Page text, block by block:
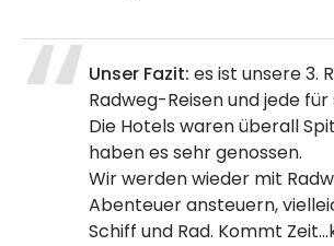
Unser Fazit: es ist unsere 3.
Radweg-Reisen und jede
Die Hotels waren überall
haben es sehr genossen.
Wir werden wieder mit
Abenteuer ansteuern,
Schiff und Rad. Kommt